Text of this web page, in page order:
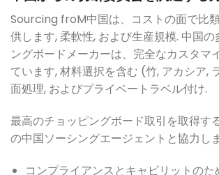
Sourcing froM中国は、コストの面で比
供します, 柔軟性, および生産規模. 中国
ングボードメーカーは、完全なカスタマ
ています, 材料選択を含む (竹, アカシア,
面処理, およびプライベートラベル付け.
最高のチョッピングボード取引を取得す
の中国ソーシングエージェントと協力し
コンプライアンスとキャピリットの